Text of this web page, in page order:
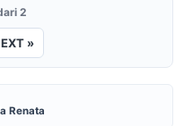
2
»
Renata